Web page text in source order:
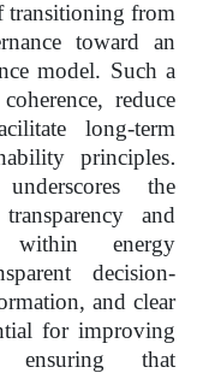
transitioning from
toward an
model. Such a
reduce
long-term
principles.
the
and
within energy
decision-
and clear
for improving
ensuring that